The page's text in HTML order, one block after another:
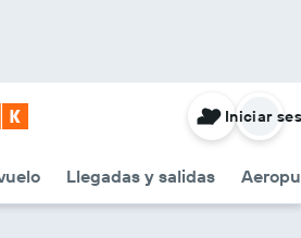
Llegadas y salidas
Iniciar